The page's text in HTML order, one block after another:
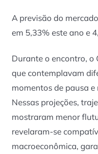
A previsão do
em 5,33% este ano e
Durante o encontro, o
que contemplavam
momentos de pausa
Nessas projeções,
mostraram menor
revelaram-se
macroeconômica,